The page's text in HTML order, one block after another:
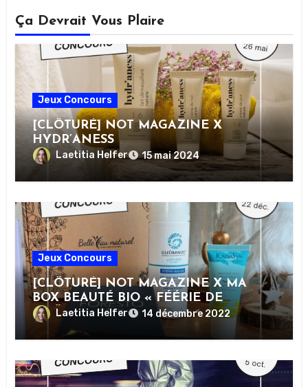
Ça Devrait Vous Plaire
Jeux Concours
[CLÔTURÉ] NOT MAGAZINE X
HYDR’ANESS
Laetitia Helfer 15 mai 2024
Jeux Concours
[CLÔTURÉ] NOT MAGAZINE X MA
BOX BEAUTÉ BIO « FÉÉRIE DE
NOËL » DE BELLE AU NATUREL
Laetitia Helfer 14 décembre 2022